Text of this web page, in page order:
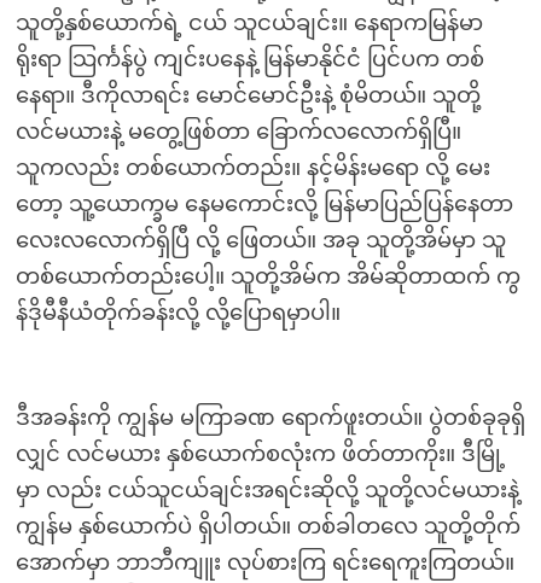
သူတို့နှစ်ယောက်ရဲ့ ငယ် သူငယ်ချင်း။ နေရာကမြန်မာ
ရိုးရာ သြင်္ကန်ပွဲ ကျင်းပနေနဲ့ မြန်မာနိုင်ငံ ပြင်ပက တစ်
နေရာ။ ဒီကိုလာရင်း မောင်မောင်ဦးနဲ့ စုံမိတယ်။ သူတို့
လင်မယားနဲ့ မတွေ့ဖြစ်တာ ခြောက်လလောက်ရှိပြီ။
သူကလည်း တစ်ယောက်တည်း။ နင့်မိန်းမရော လို့ မေး
တော့ သူ့ယောက္ခမ နေမကောင်းလို့ မြန်မာပြည်ပြန်နေတာ
လေးလလောက်ရှိပြီ လို့ ဖြေတယ်။ အခု သူတို့အိမ်မှာ သူ
တစ်ယောက်တည်းပေါ့။ သူတို့အိမ်က အိမ်ဆိုတာထက် ကွ
န်ဒိုမီနီယံတိုက်ခန်းလို့ လို့ပြောရမှာပါ။
ဒီအခန်းကို ကျွန်မ မကြာခဏ ရောက်ဖူးတယ်။ ပွဲတစ်ခုခုရှိ
လျှင် လင်မယား နှစ်ယောက်စလုံးက ဖိတ်တာကိုး။ ဒီမြို့
မှာ လည်း ငယ်သူငယ်ချင်းအရင်းဆိုလို့ သူတို့လင်မယားနဲ့
ကျွန်မ နှစ်ယောက်ပဲ ရှိပါတယ်။ တစ်ခါတလေ သူတို့တိုက်
အောက်မှာ ဘာဘီကျူး လုပ်စားကြ ရင်းရေကူးကြတယ်။